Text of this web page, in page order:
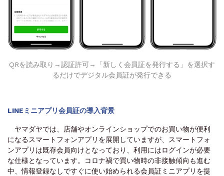
QRを読み取り→認証許可→「新しく会員証を発行する」を選択す
るだけでデジタル会員証が発行できる
LINEミニアプリ会員証の導入背景
ヤマダヤでは、店舗やオンラインショップでのお買い物が便利
になるスマートフォンアプリを展開していますが、スマートフォ
ンアプリは既存会員向けとなっており、利用にはログインが必要
な仕様となっています。コロナ禍で買い物時の非接触傾向も進む
中、情報登録なしですぐに使い始められる会員証ミニアプリを提